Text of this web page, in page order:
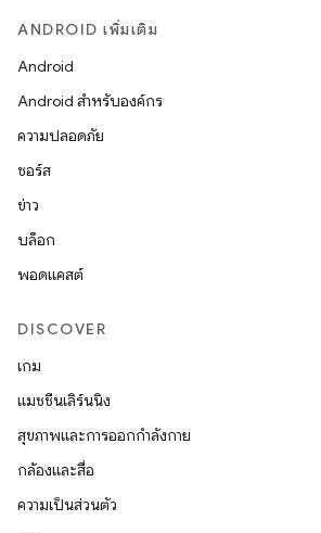
ANDROID เพิ่มเติม
Android
Android สำหรับองค์กร
ความปลอดภัย
ซอร์ส
ข่าว
บล็อก
พอดแคสต์
DISCOVER
เกม
แมชชีนเลิร์นนิง
สุขภาพและการออกกำลังกาย
กล้องและสื่อ
ความเป็นส่วนตัว